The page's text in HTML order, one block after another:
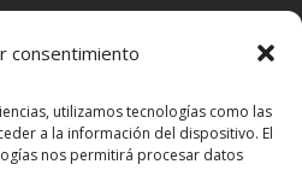
consentimiento
utilizamos tecnologías como las
a la información del dispositivo. El
nos permitirá procesar datos
DE COMENTARIOS
no en meras sospechas.
por ello no han de ser veraces,
si hay posibilidad de expresar